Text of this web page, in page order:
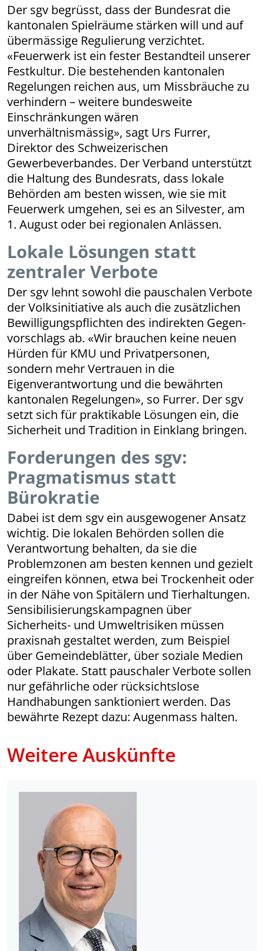
Der sgv begrüsst, dass der Bundesrat die
kantonalen Spielräume stärken will und auf
übermässige Regulierung verzichtet.
«Feuerwerk ist ein fester Bestandteil unserer
Festkultur. Die bestehenden kantonalen
Regelungen reichen aus, um Missbräuche zu
verhindern – weitere bundesweite
Einschränkungen wären
unverhältnismässig», sagt Urs Furrer,
Direktor des Schweizerischen
Gewerbeverbandes. Der Verband unterstützt
die Haltung des Bundesrats, dass lokale
Behörden am besten wissen, wie sie mit
Feuerwerk umgehen, sei es an Silvester, am
1. August oder bei regionalen Anlässen.
Lokale Lösungen statt
zentraler Verbote
Der sgv lehnt sowohl die pauschalen Verbote
der Volksinitiative als auch die zusätzlichen
Bewilligungspflichten des indirekten Gegen­
vor­schlags ab. «Wir brauchen keine neuen
Hürden für KMU und Privatpersonen,
sondern mehr Vertrauen in die
Eigenverantwortung und die bewährten
kantonalen Regelungen», so Furrer. Der sgv
setzt sich für praktikable Lösungen ein, die
Sicherheit und Tradition in Einklang bringen.
Forderungen des sgv:
Pragmatismus statt
Bürokratie
Dabei ist dem sgv ein ausgewogener Ansatz
wichtig. Die lokalen Behörden sollen die
Verantwortung behalten, da sie die
Problemzonen am besten kennen und gezielt
eingreifen können, etwa bei Trockenheit oder
in der Nähe von Spitälern und Tierhaltungen.
Sensibi­li­sierungs­kam­pagnen über
Sicherheits- und Umweltrisiken müssen
praxisnah gestaltet werden, zum Beispiel
über Gemeindeblätter, über soziale Medien
oder Plakate. Statt pauschaler Verbote sollen
nur gefährliche oder rücksichtslose
Handhabungen sanktioniert werden. Das
bewährte Rezept dazu: Augenmass halten.
Weitere Auskünfte